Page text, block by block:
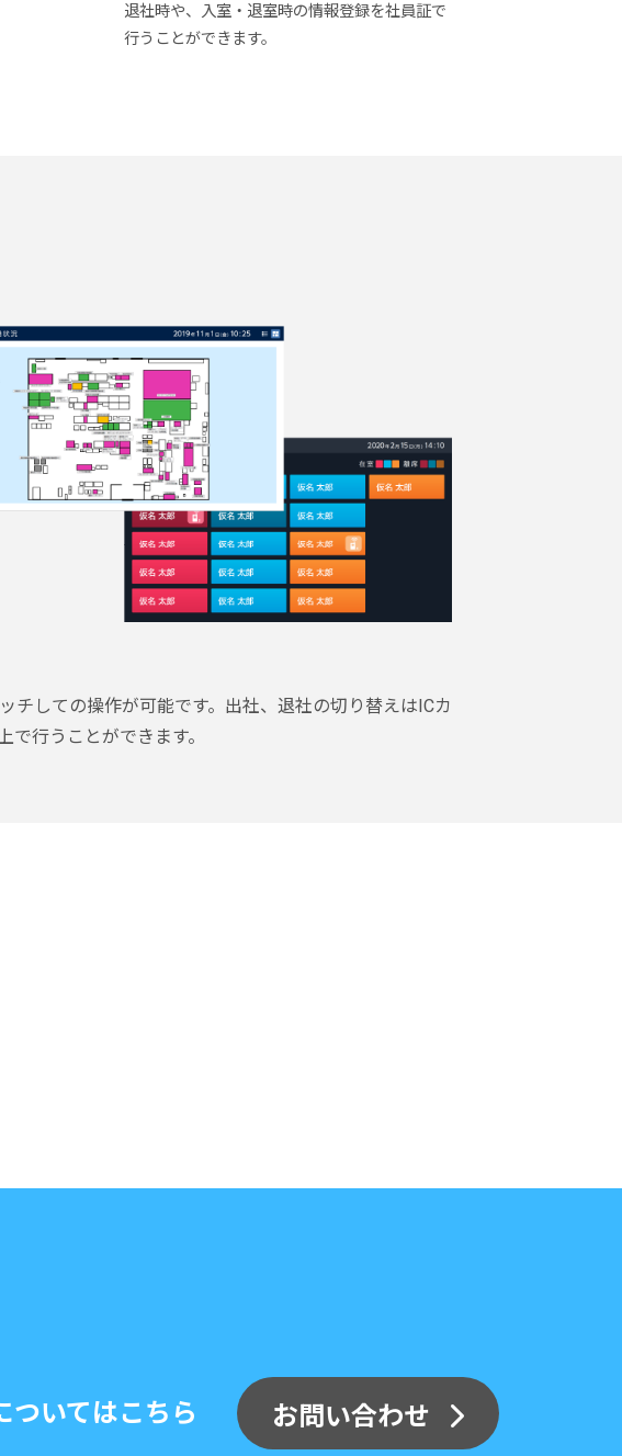
退社時や、入室・退室時の情報登録を社員証で
行うことができます。
しての操作が可能です。出社、退社の切り替えはICカ
行うことができます。
ついてはこちら お問い合わせ